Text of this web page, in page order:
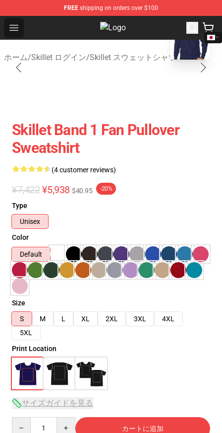
FREE shipping on orders over $100
Open menu Skillet Shop - Official Skillet
ホーム/Skillet ログイン/Skillet スウェットシャツ
Skillet Band 1 Fan Pullover
Sweatshirt
(4 customer reviews)
¥7,422 ¥5,938 $40.95 -20%
Type
Unisex
Color
Default
Size
S
M L XL 2XL 3XL
4XL
5XL
Print Location
サイズガイドを見る
カートに追加